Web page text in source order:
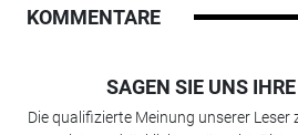
KOMMENTARE
SAGEN SIE UNS
Die qualifizierte Meinung unserer Leser